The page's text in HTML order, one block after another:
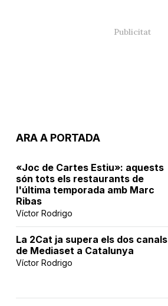
ARA A PORTADA
«Joc de Cartes Estiu»: aquests
són tots els restaurants de
l'última temporada amb Marc
Ribas
Víctor Rodrigo
La 2Cat ja supera els dos canals
de Mediaset a Catalunya
Víctor Rodrigo